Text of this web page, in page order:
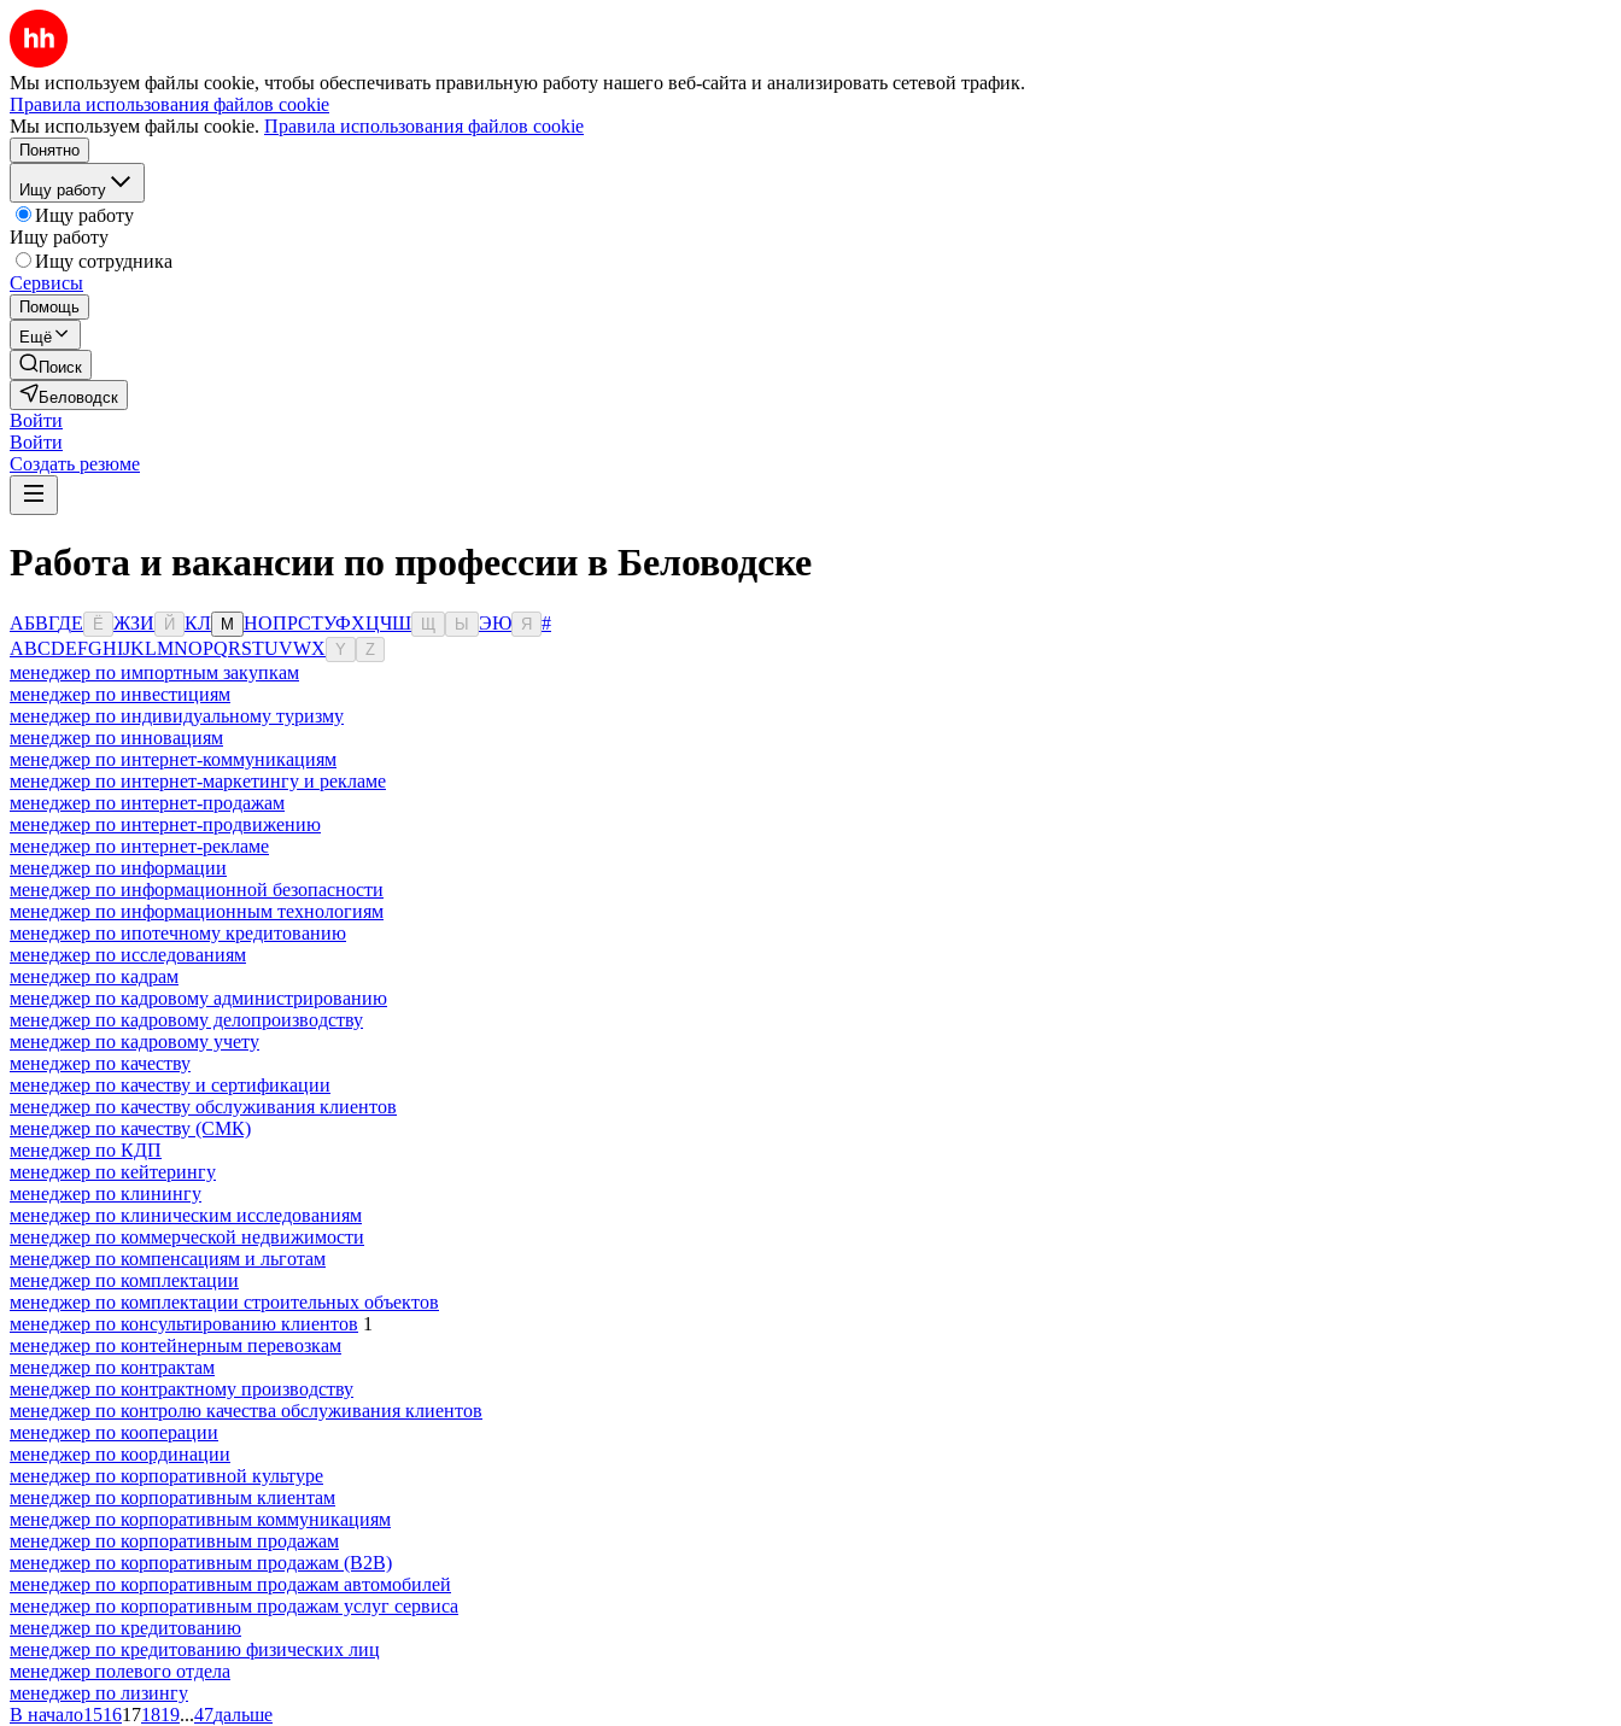
Мы используем файлы cookie, чтобы обеспечивать правильную работу нашего веб-сайта и анализировать сетевой трафик.
Правила использования файлов cookie
Мы используем файлы cookie. Правила использования файлов cookie
Понятно
Ищу работу
Ищу работу
Ищу работу
Ищу сотрудника
Сервисы
Помощь
Ещё
Поиск
Беловодск
Войти
Войти
Создать резюме
Работа и вакансии по профессии в Беловодске
АБВГДЕ Ё ЖЗИ Й КЛ М НОПРСТУФХЦЧШ Ы ЭЮ Я
#
ABCDEFGHIJKLMNOPQRSTUVWX Y Z
менеджер по импортным закупкам
менеджер по инвестициям
менеджер по индивидуальному туризму
менеджер по инновациям
менеджер по интернет-коммуникациям
менеджер по интернет-маркетингу и рекламе
менеджер по интернет-продажам
менеджер по интернет-продвижению
менеджер по интернет-рекламе
менеджер по информации
менеджер по информационной безопасности
менеджер по информационным технологиям
менеджер по ипотечному кредитованию
менеджер по исследованиям
менеджер по кадрам
менеджер по кадровому администрированию
менеджер по кадровому делопроизводству
менеджер по кадровому учету
менеджер по качеству
менеджер по качеству и сертификации
менеджер по качеству обслуживания клиентов
менеджер по качеству (СМК)
менеджер по КДП
менеджер по кейтерингу
менеджер по клинингу
менеджер по клиническим исследованиям
менеджер по коммерческой недвижимости
менеджер по компенсациям и льготам
менеджер по комплектации
менеджер по комплектации строительных объектов
менеджер по консультированию клиентов 1
менеджер по контейнерным перевозкам
менеджер по контрактам
менеджер по контрактному производству
менеджер по контролю качества обслуживания клиентов
менеджер по кооперации
менеджер по координации
менеджер по корпоративной культуре
менеджер по корпоративным клиентам
менеджер по корпоративным коммуникациям
менеджер по корпоративным продажам
менеджер по корпоративным продажам (B2B)
менеджер по корпоративным продажам автомобилей
менеджер по корпоративным продажам услуг сервиса
менеджер по кредитованию
менеджер по кредитованию физических лиц
менеджер полевого отдела
менеджер по лизингу
В начало1516171819...47дальше